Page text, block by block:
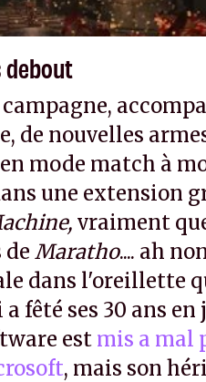
de nouvelles
mode match à
une extension
vraiment
de Maratho.... ah
dans l'oreillette
a fêté ses 30 ans en
est mis a mal
, mais son